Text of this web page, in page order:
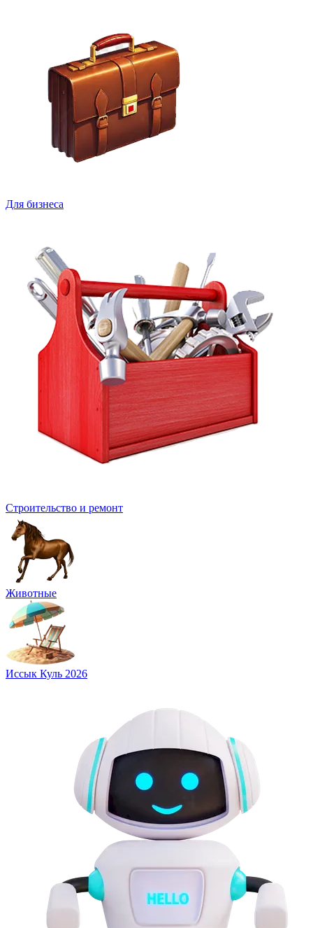
Для бизнеса
Строительство и ремонт
Животные
Иссык Куль 2026